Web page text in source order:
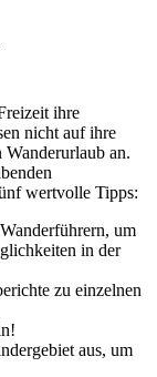
ihre
nicht auf ihre
an.
wertvolle Tipps:
um
in der
zu einzelnen
aus, um